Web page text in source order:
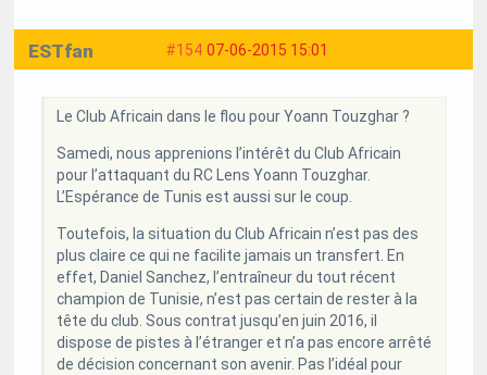
#154 07-06-2015 15:01
ESTfan
Le Club Africain dans le flou pour Yoann Touzghar ?
Samedi, nous apprenions l’intérêt du Club Africain
pour l’attaquant du RC Lens Yoann Touzghar.
L’Espérance de Tunis est aussi sur le coup.
Toutefois, la situation du Club Africain n’est pas des
plus claire ce qui ne facilite jamais un transfert. En
effet, Daniel Sanchez, l’entraîneur du tout récent
champion de Tunisie, n’est pas certain de rester à la
tête du club. Sous contrat jusqu’en juin 2016, il
dispose de pistes à l’étranger et n’a pas encore arrêté
de décision concernant son avenir. Pas l’idéal pour